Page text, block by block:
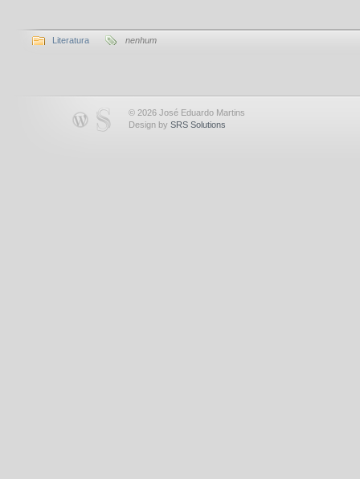
Literatura nenhum
© 2026 José Eduardo Martins
Design by SRS Solutions